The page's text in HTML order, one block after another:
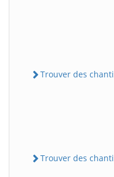
Trouver des
Trouver des